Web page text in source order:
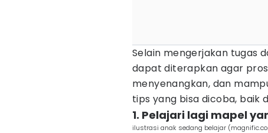
Selain mengerjakan tugas
dapat diterapkan agar
menyenangkan, dan
tips yang bisa dicoba, baik
1. Pelajari lagi mapel
ilustrasi anak sedang belajar